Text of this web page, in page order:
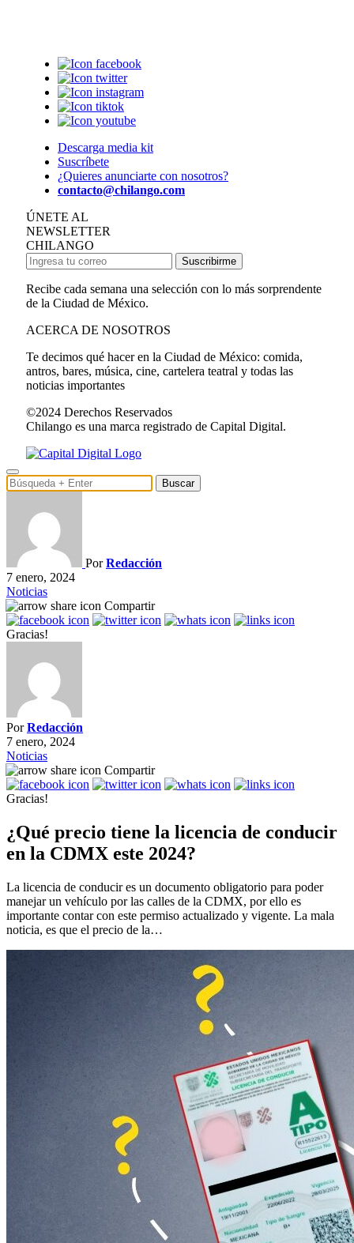
Descarga media kit
Suscríbete
¿Quieres anunciarte con nosotros?
contacto@chilango.com
ÚNETE AL
NEWSLETTER
CHILANGO
Suscribirme
Recibe cada semana una selección con lo más sorprendente
de la Ciudad de México.
ACERCA DE NOSOTROS
Te decimos qué hacer en la Ciudad de México: comida,
antros, bares, música, cine, cartelera teatral y todas las
noticias importantes
©2024 Derechos Reservados
Chilango es una marca registrado de Capital Digital.
Buscar
PorRedacción
7 enero, 2024
Noticias
Compartir
Gracias!
PorRedacción
7 enero, 2024
Noticias
Compartir
Gracias!
¿Qué precio tiene la licencia de conducir
en la CDMX este 2024?
La licencia de conducir es un documento obligatorio para poder
manejar un vehículo por las calles de la CDMX, por ello es
importante contar con este permiso actualizado y vigente. La mala
noticia, es que el precio de la…